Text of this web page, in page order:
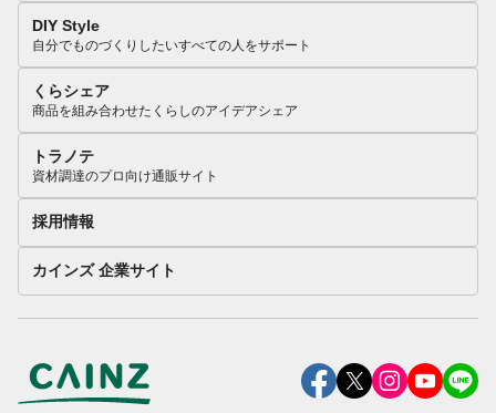
DIY Style
自分でものづくりしたいすべての人をサポート
くらシェア
商品を組み合わせたくらしのアイデアシェア
トラノテ
資材調達のプロ向け通販サイト
採用情報
カインズ 企業サイト